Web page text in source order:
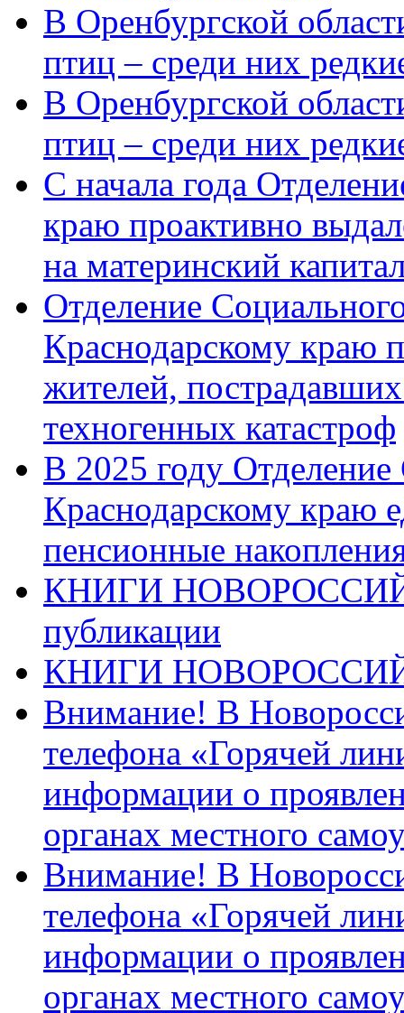
В Оренбургской
птиц – среди них
В Оренбургской
птиц – среди них
С начала года
краю проактивно
на материнский
Отделение
Краснодарскому краю
жителей,
техногенных катастроф
В 2025 году
Краснодарскому краю
пенсионные
КНИГИ
публикации
КНИГИ
Внимание! В
телефона «Горячей
информации о
органах местного
Внимание! В
телефона «Горячей
информации о
органах местного